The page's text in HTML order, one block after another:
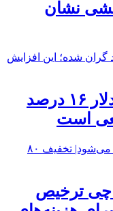
نشان
اظهارات همتی درباره دلار/ دلار ۱۶ درصد
است
ترخیص